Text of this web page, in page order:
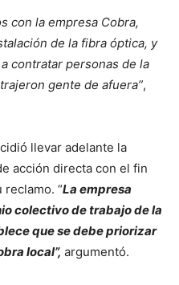
con la empresa Cobra,
de la fibra óptica, y
contratar personas de la
gente de afuera”,
llevar adelante la
acción directa con el fin
“La empresa
colectivo de trabajo de la
que se debe priorizar
local”, argumentó.